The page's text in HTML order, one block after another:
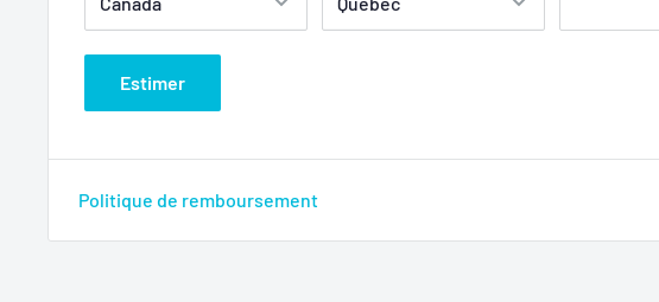
Estimer
Politique de remboursement